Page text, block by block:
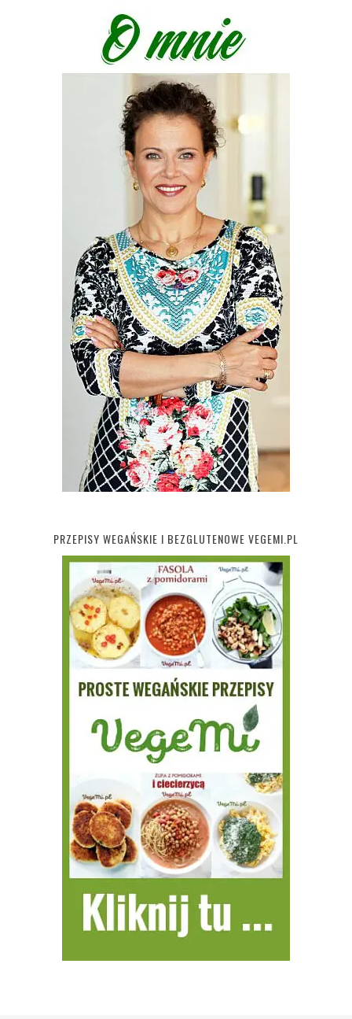
PRZEPISY WEGAŃSKIE I BEZGLUTENOWE VEGEMI.PL